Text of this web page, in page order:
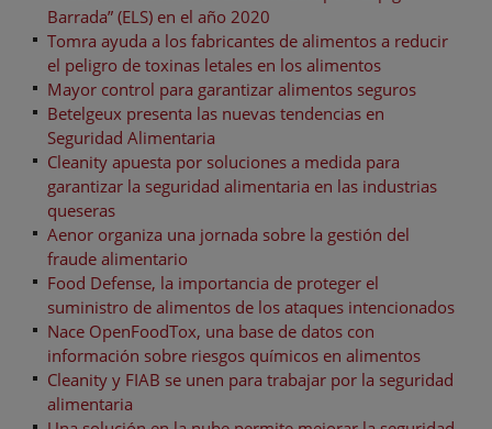
Barrada” (ELS) en el año 2020
Tomra ayuda a los fabricantes de alimentos a reducir
el peligro de toxinas letales en los alimentos
Mayor control para garantizar alimentos seguros
Betelgeux presenta las nuevas tendencias en
Seguridad Alimentaria
Cleanity apuesta por soluciones a medida para
garantizar la seguridad alimentaria en las industrias
queseras
Aenor organiza una jornada sobre la gestión del
fraude alimentario
Food Defense, la importancia de proteger el
suministro de alimentos de los ataques intencionados
Nace OpenFoodTox, una base de datos con
información sobre riesgos químicos en alimentos
Cleanity y FIAB se unen para trabajar por la seguridad
alimentaria